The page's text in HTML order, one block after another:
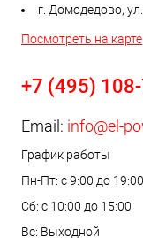
г. Домодедово,
Посмотреть на карте
+7 (495)
Email: info@el-
График работы
Пн-Пт: с 9:00 до 19:00
Сб: с 10:00 до 15:00
Вс: Выходной